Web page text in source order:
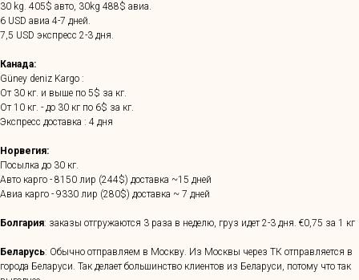
30 kg. 405$ авто, 30kg 488$ авиа.
6 USD авиа 4-7 дней.
7,5 USD экспресс 2-3 дня.
Канада:
Güney deniz Kargo :
От 30 кг. и выше по 5$ за кг.
От 10 кг. - до 30 кг по 6$ за кг.
Экспресс доставка : 4 дня
Норвегия:
Посылка до 30 кг.
Авто карго - 8150 лир (244$) доставка ~15 дней
Авиа карго - 9330 лир (280$) доставка ~ 7 дней
Болгария: заказы отгружаются 3 раза в неделю, груз идет 2-3 дня. €0,75 за 1 кг
Беларусь: Обычно отправляем в Москву. Из Москвы через ТК отправляется в
города Беларуси. Так делает большинство клиентов из Беларуси, потому что так